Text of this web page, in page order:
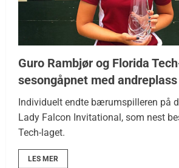
Guro Rambjør og Florida
sesongåpnet med andreplass
Individuelt endte bærumspilleren på
Lady Falcon Invitational, som nest
Tech-laget.
LES MER